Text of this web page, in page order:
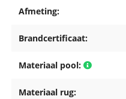
Afmeting:
Brandcertificaat:
Materiaal pool:
Materiaal rug: